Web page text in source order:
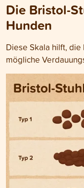
Die Bristol-
Hunden
Diese Skala hilft,
mögliche